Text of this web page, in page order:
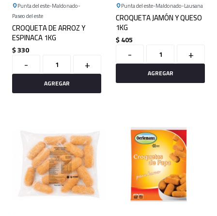
Punta del este Maldonado
Paseo del este
CROQUETA DE ARROZ Y
ESPINACA 1KG
$330
- +
Punta del este Maldonado Lausana
CROQUETA JAMÓN Y QUESO
1KG
$405
- +